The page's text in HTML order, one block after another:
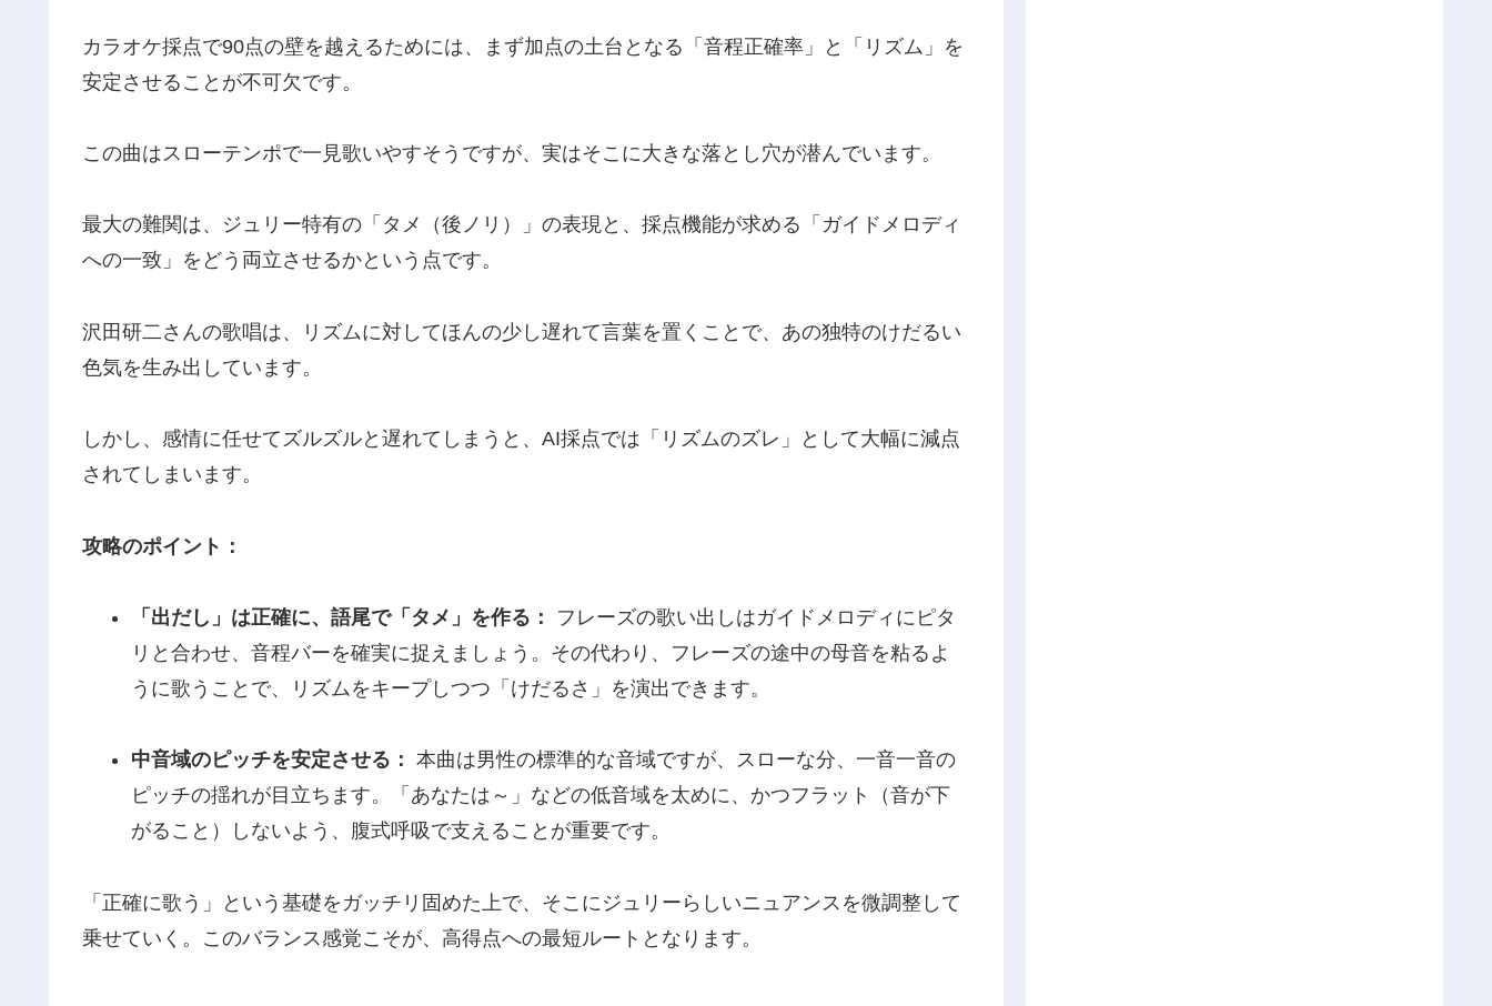
カラオケ採点で90点の壁を越えるためには、まず加点の土台となる「音程正確率」と「リズム」を
安定させることが不可欠です。
この曲はスローテンポで一見歌いやすそうですが、実はそこに大きな落とし穴が潜んでいます。
最大の難関は、ジュリー特有の「タメ（後ノリ）」の表現と、採点機能が求める「ガイドメロディ
への一致」をどう両立させるかという点です。
沢田研二さんの歌唱は、リズムに対してほんの少し遅れて言葉を置くことで、あの独特のけだるい
色気を生み出しています。
しかし、感情に任せてズルズルと遅れてしまうと、AI採点では「リズムのズレ」として大幅に減点
されてしまいます。
攻略のポイント：
「出だし」は正確に、語尾で「タメ」を作る：
フレーズの歌い出しはガイドメロディにピタ
リと合わせ、音程バーを確実に捉えましょう。その代わり、フレーズの途中の母音を粘るよ
うに歌うことで、リズムをキープしつつ「けだるさ」を演出できます。
中音域のピッチを安定させる： 本曲は男性の標準的な音域ですが、スローな分、一音一音の
ピッチの揺れが目立ちます。「あなたは～」などの低音域を太めに、かつフラット（音が下
がること）しないよう、腹式呼吸で支えることが重要です。
「正確に歌う」という基礎をガッチリ固めた上で、そこにジュリーらしいニュアンスを微調整して
乗せていく。このバランス感覚こそが、高得点への最短ルートとなります。